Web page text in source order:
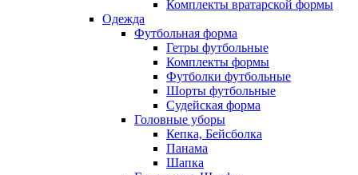
Комплекты вратарской формы
Одежда
Футбольная форма
Гетры футбольные
Комплекты формы
Футболки футбольные
Шорты футбольные
Судейская форма
Головные уборы
Кепка, Бейсболка
Панама
Шапка